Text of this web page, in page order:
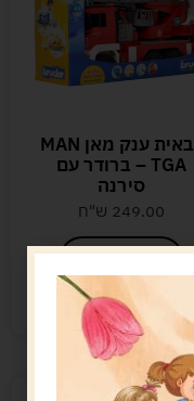
כבאית ענק מאן MAN
TGA – ברודר עם
סירנה
249.00 ש"ח
הוספה לסל
נשארו במלאי רק 2